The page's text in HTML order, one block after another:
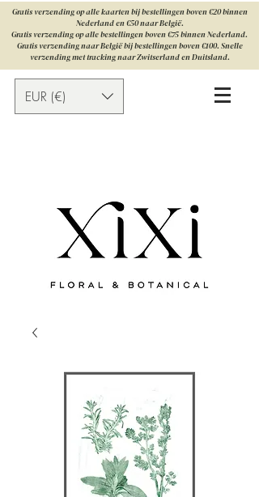
Gratis verzending op alle kaarten bij bestellingen boven €20 binnen
Nederland en €50 naar België.
Gratis verzending op alle bestellingen boven €75 binnen Nederland.
Gratis verzending naar België bij bestellingen boven €100. Snelle
verzending met tracking naar Zwitserland en Duitsland.
EUR (€)